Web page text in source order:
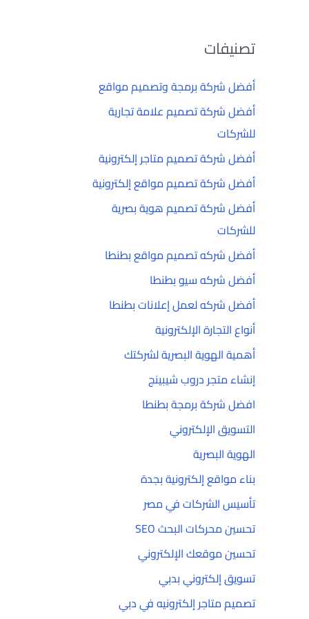
تصنيفات
أفضل شركة برمجة وتصميم مواقع
أفضل شركة تصميم علامة تجارية
للشركات
أفضل شركة تصميم متاجر إلكترونية
أفضل شركة تصميم مواقع إلكترونية
أفضل شركة تصميم هوية بصرية
للشركات
أفضل شركه تصميم مواقع بطنطا
أفضل شركه سيو بطنطا
أفضل شركه لعمل إعلانات بطنطا
أنواع التجارة الإلكترونية
أهمية الهوية البصرية لشركتك
إنشاء متجر دروب شيبينج
افضل شركة برمجة بطنطا
التسويق الإلكتروني
الهوية البصرية
بناء مواقع إلكترونية بجدة
تأسيس الشركات في مصر
تحسين محركات البحث SEO
تحسين موقعك الإلكتروني
تسويق إلكتروني بدبي
تصميم متاجر إلكترونيه في دبي